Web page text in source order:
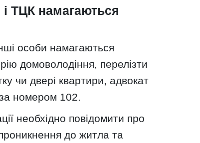
ТЦК намагаються
особи намагаються
домоволодіння, перелізти
чи двері квартири, адвокат
номером 102.
необхідно повідомити про
до житла та